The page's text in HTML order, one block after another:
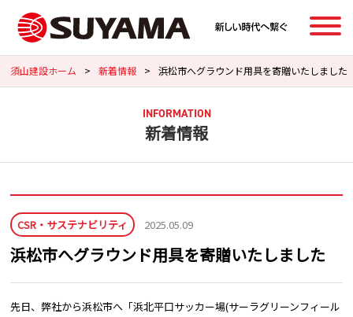
須山建設ホーム > 新着情報 > 浜松市へグラウンド用具を寄贈いたしました
新着情報
INFORMATION
CSR・サステナビリティ 2025.05.09
浜松市へグラウンド用具を寄贈いたしました
先日、弊社から浜松市へ「浜北平口サッカー場(サーラグリーンフィール